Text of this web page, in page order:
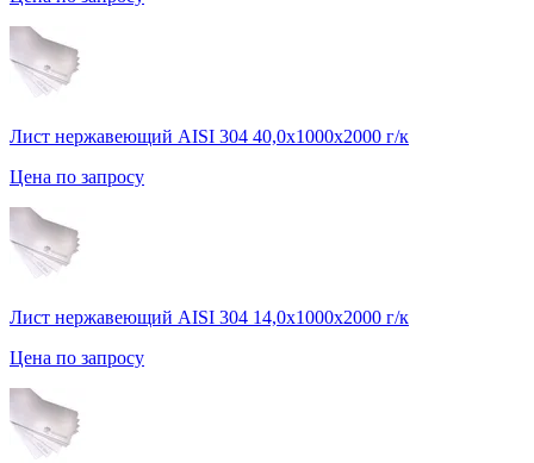
Лист нержавеющий AISI 304 40,0х1000х2000 г/к
Цена по запросу
Лист нержавеющий AISI 304 14,0х1000х2000 г/к
Цена по запросу